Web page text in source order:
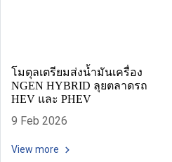
โมตุลเตรียมส่งน้ำมันเครื่อง
NGEN HYBRID ลุยตลาดรถ
HEV และ PHEV
9 Feb 2026
View more